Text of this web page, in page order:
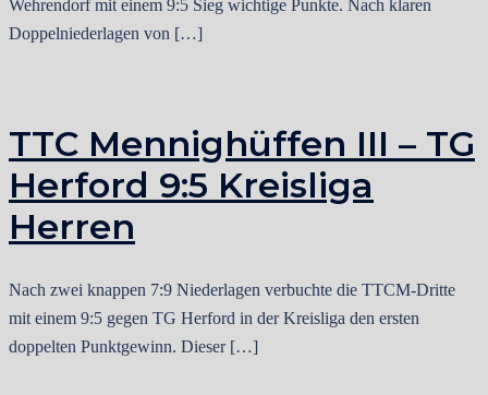
Wehrendorf mit einem 9:5 Sieg wichtige Punkte. Nach klaren
Doppelniederlagen von […]
TTC Mennighüffen III – TG
Herford 9:5 Kreisliga
Herren
Nach zwei knappen 7:9 Niederlagen verbuchte die TTCM-Dritte
mit einem 9:5 gegen TG Herford in der Kreisliga den ersten
doppelten Punktgewinn. Dieser […]